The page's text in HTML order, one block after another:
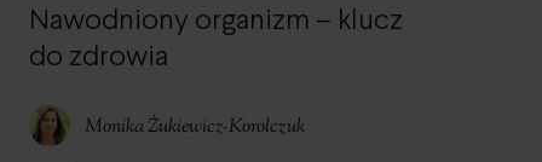
Nawodniony organizm – klucz
do zdrowia
Monika Żukiewicz-Korolczuk